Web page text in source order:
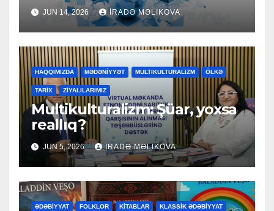
JUN 14, 2026 İRADƏ MƏLIKOVA
HAQQIMIZDA MƏDƏNİYYƏT MULTIKULTURALIZM ÖLKƏ
TARİX ZİYALILARIMIZ
Multikulturalizm: Şüar, yoxsa
reallıq?
JUN 5, 2026 İRADƏ MƏLIKOVA
ƏDƏBİYYAT FOLKLOR KİTABLAR KLASSİK ƏDƏBİYYAT